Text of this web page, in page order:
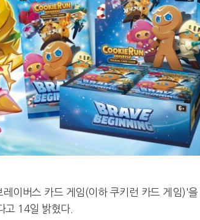
이버스 카드 게임(이하 쿠키런 카드 게임)'을
고 14일 밝혔다.